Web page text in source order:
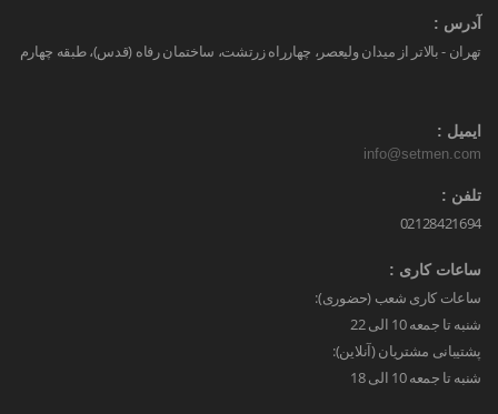
آدرس :
تهران - بالاتر از میدان ولیعصر، چهارراه زرتشت، ساختمان رفاه (قدس)، طبقه چهارم
ایمیل :
info@setmen.com
تلفن :
02128421694
ساعات کاری :
ساعات کاری شعب (حضوری):
شنبه تا جمعه 10 الی 22
پشتیبانی مشتریان (آنلاین):
شنبه تا جمعه 10 الی 18